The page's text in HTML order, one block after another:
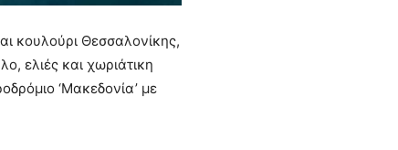
κουλούρι Θεσσαλονίκης,
ελιές και χωριάτικη
‘Μακεδονία’ με